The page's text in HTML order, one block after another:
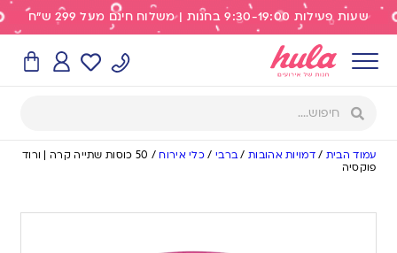
שעות פעילות 9:30-19:00 בחנות | משלוח חינם מעל 299 ש"ח
עמוד הבית /דמויות אהובות/ברבי / כלי אירוח /
50 כוסות שתייה קרה | ורוד
פוקסיה